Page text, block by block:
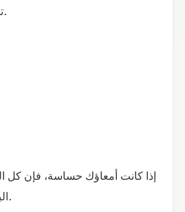
تكون الغازات المزعجة.
إذا كانت أمعاؤك حساسة، فإن كل
البطن لأنها غنية بالألياف.